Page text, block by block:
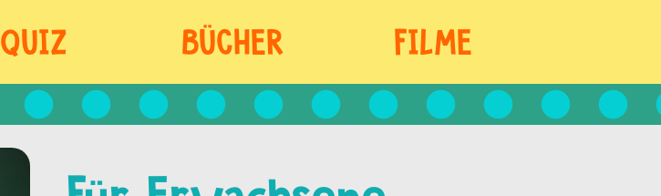
QUIZ BÜCHER FILME